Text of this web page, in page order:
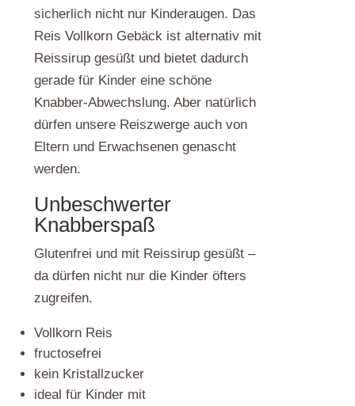
sicherlich nicht nur Kinderaugen. Das
Reis Vollkorn Gebäck ist alternativ mit
Reissirup gesüßt und bietet dadurch
gerade für Kinder eine schöne
Knabber-Abwechslung. Aber natürlich
dürfen unsere Reiszwerge auch von
Eltern und Erwachsenen genascht
werden.
Unbeschwerter
Knabberspaß
Glutenfrei und mit Reissirup gesüßt –
da dürfen nicht nur die Kinder öfters
zugreifen.
Vollkorn Reis
fructosefrei
kein Kristallzucker
ideal für Kinder mit